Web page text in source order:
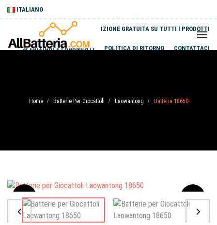
ITALIANO
SPEDIZIONE GRATUITA SU TUTTI I PRODOTTI
SPEDIZIONI E PAGAMENTI POLITICA DI RITORNO CONTATTACI
Home / Batterie Per Giocattoli / Laowantong / Batteria 18650
Sale